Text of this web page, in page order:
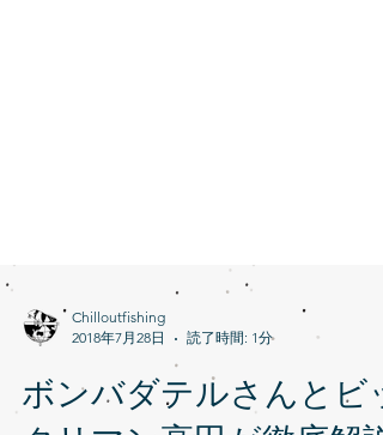
Chilloutfishing
2018年7月28日
読了時間: 1分